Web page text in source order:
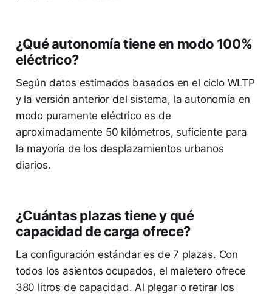
¿Qué autonomía tiene en modo 100%
eléctrico?
Según datos estimados basados en el ciclo WLTP
y la versión anterior del sistema, la autonomía en
modo puramente eléctrico es de
aproximadamente 50 kilómetros, suficiente para
la mayoría de los desplazamientos urbanos
diarios.
¿Cuántas plazas tiene y qué
capacidad de carga ofrece?
La configuración estándar es de 7 plazas. Con
todos los asientos ocupados, el maletero ofrece
380 litros de capacidad. Al plegar o retirar los